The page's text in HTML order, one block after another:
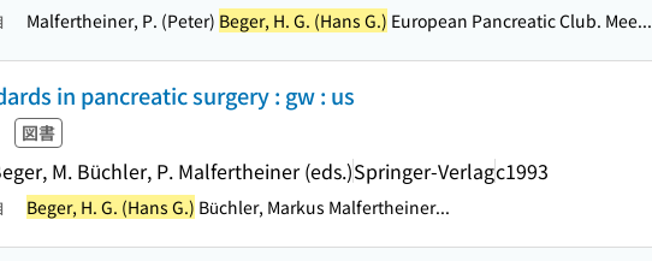
Malfertheiner, P. (Peter) Beger, H. G. (Hans G.) European Pancreatic Club. Mee...
in pancreatic surgery : gw : us
図書
M. Büchler, P. Malfertheiner (eds.)Springer-Verlagc1993
Beger, H. G. (Hans G.) Büchler, Markus Malfertheiner...